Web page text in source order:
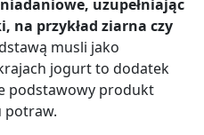
uzupełniając
na przykład ziarna czy
musli jako
jogurt to dodatek
podstawowy produkt
potraw.